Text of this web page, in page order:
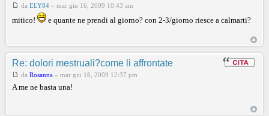
da ELY84 » mar giu 16, 2009 10:43 am
mitico! e quante ne prendi al giorno? con 2-3/giorno riesce a calmarti?
Re: dolori mestruali?come li affrontate
da Rosanna » mar giu 16, 2009 12:37 pm
A me ne basta una!